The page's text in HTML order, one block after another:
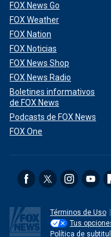
FOX News Go
FOX Weather
FOX Nation
FOX Noticias
FOX News Shop
FOX News Radio
Boletines informativos
de FOX News
Podcasts de FOX News
FOX One
Términos de Uso
Tus
Política de